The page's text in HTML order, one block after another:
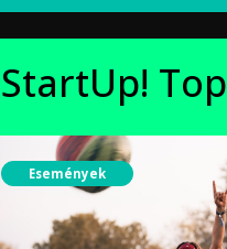
StartUp! Top
Események